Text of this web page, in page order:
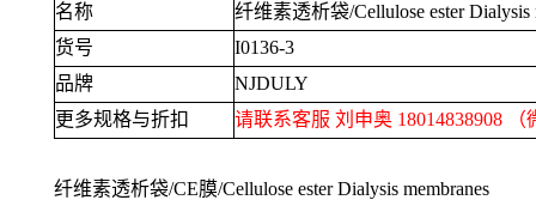
名称
纤维素透析袋/Cellulose ester Dialysis
货号
I0136-3
品牌
NJDULY
更多规格与折扣
请联系客服 刘申奥 18014838908
纤维素透析袋/CE膜/Cellulose ester Dialysis membranes